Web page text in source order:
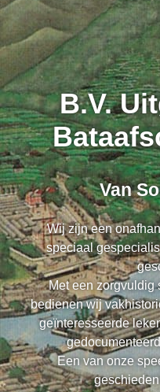
B.V.
Van
Wij zijn een
speciaal
Met een zorgvuldig
bedienen wij
geïnteresseerde
Een van onze